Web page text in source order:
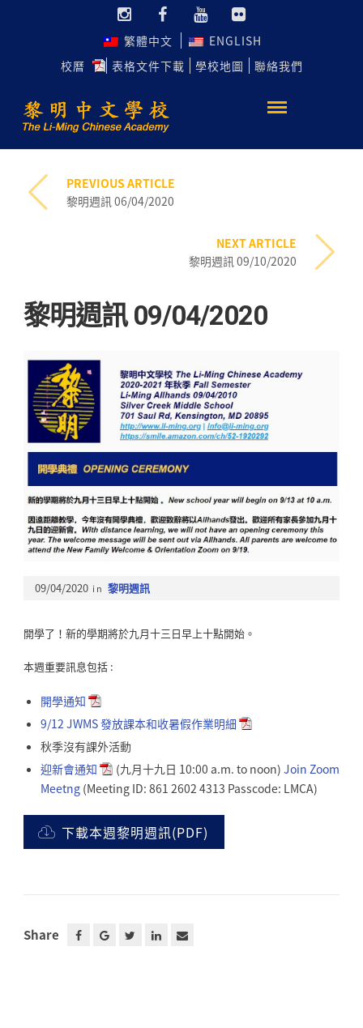
繁體中文
ENGLISH
校曆
表格文件下載 學校地圖 聯絡我們
PREVIOUS ARTICLE
黎明週訊 06/04/2020
NEXT ARTICLE
黎明週訊 09/10/2020
黎明週訊 09/04/2020
09/04/2020 in 黎明週訊
開學了！新的學期將於九月十三日早上十點開始。
本週重要訊息包括 :
開學通知
9/12 JWMS 發放課本和收暑假作業明細
秋季沒有課外活動
迎新會通知
(九月十九日 10:00 a.m. to noon) Join Zoom
Meetng(Meeting ID: 861 2602 4313 Passcode: LMCA)
下載本週黎明週訊(PDF)
Share